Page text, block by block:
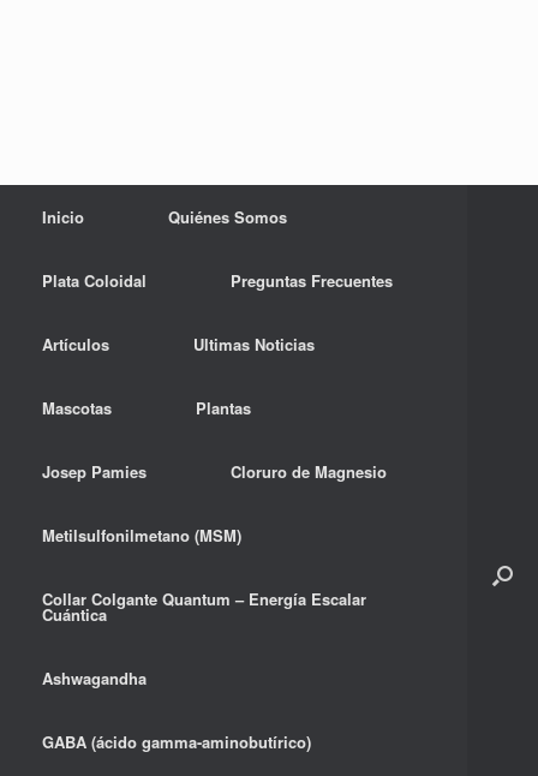
Inicio Quiénes Somos
Plata Coloidal Preguntas Frecuentes
Artículos Ultimas Noticias
Mascotas Plantas
Josep Pamies Cloruro de Magnesio
Metilsulfonilmetano (MSM)
Collar Colgante Quantum – Energía Escalar
Cuántica
Ashwagandha
GABA (ácido gamma-aminobutírico)